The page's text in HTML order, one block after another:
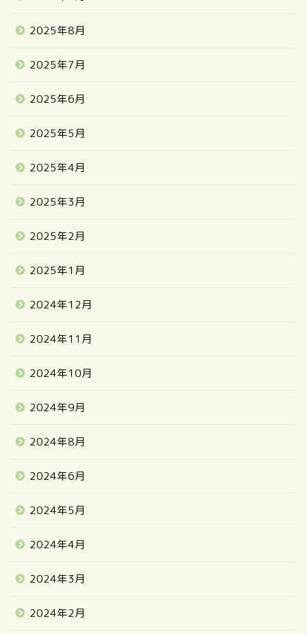
2025年8月
2025年7月
2025年6月
2025年5月
2025年4月
2025年3月
2025年2月
2025年1月
2024年12月
2024年11月
2024年10月
2024年9月
2024年8月
2024年6月
2024年5月
2024年4月
2024年3月
2024年2月